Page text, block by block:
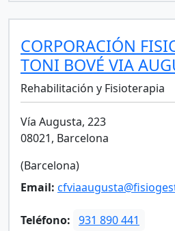
CORPORACIÓN
TONI BOVÉ VIA
Rehabilitación y Fisioterapia
Vía Augusta, 223
08021, Barcelona
(Barcelona)
Email:
Teléfono: 931 890 441